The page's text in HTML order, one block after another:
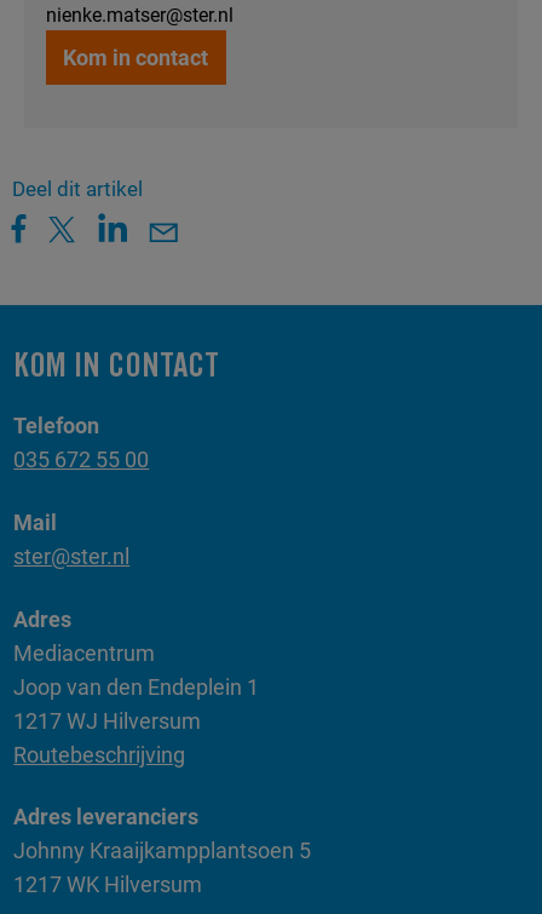
nienke.matser@ster.nl
Kom in contact
Deel dit artikel
KOM IN CONTACT
Telefoon
035 672 55 00
Mail
ster@ster.nl
Adres
Mediacentrum
Joop van den Endeplein 1
1217 WJ Hilversum
Routebeschrijving
Adres leveranciers
Johnny Kraaijkampplantsoen 5
1217 WK Hilversum